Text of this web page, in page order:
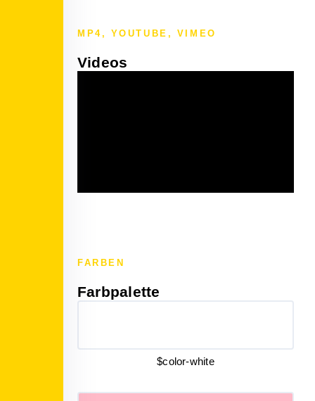
MP4, YOUTUBE, VIMEO
Videos
FARBEN
Farbpalette
$color-white